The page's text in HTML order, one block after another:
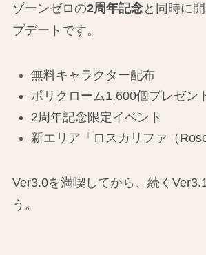
ゾーンゼロの2周年記念と同時に
プデートです。
無料キャラクター配布
ポリクローム1,600個プレゼン
2周年記念限定イベント
新エリア「ロスカリファ（
Ver3.0を満喫してから、続く
う。